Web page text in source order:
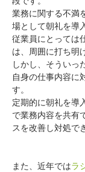
業務に関する不満
場として朝礼を導
従業員にとっては
は、周囲に打ち明
しかし、そういっ
自身の仕事内容に
す。
定期的に朝礼を導
で業務内容を共有
スを改善し対処で
また、近年ではラ